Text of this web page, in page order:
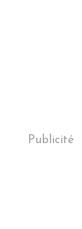
Publicité